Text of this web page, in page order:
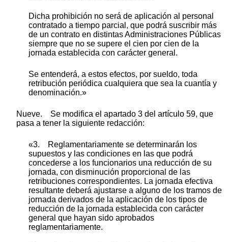
Dicha prohibición no será de aplicación al personal
contratado a tiempo parcial, que podrá suscribir más
de un contrato en distintas Administraciones Públicas
siempre que no se supere el cien por cien de la
jornada establecida con carácter general.
Se entenderá, a estos efectos, por sueldo, toda
retribución periódica cualquiera que sea la cuantía y
denominación.»
Nueve. Se modifica el apartado 3 del artículo 59, que
pasa a tener la siguiente redacción:
«3. Reglamentariamente se determinarán los
supuestos y las condiciones en las que podrá
concederse a los funcionarios una reducción de su
jornada, con disminución proporcional de las
retribuciones correspondientes. La jornada efectiva
resultante deberá ajustarse a alguno de los tramos de
jornada derivados de la aplicación de los tipos de
reducción de la jornada establecida con carácter
general que hayan sido aprobados
reglamentariamente.